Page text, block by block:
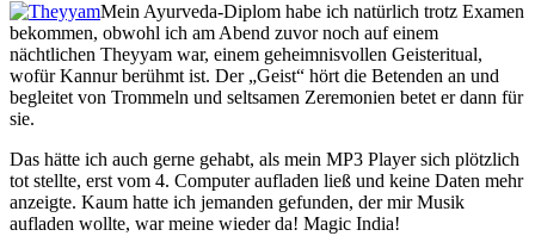
Mein Ayurveda-Diplom habe ich natürlich trotz Examen
bekommen, obwohl ich am Abend zuvor noch auf einem
nächtlichen Theyyam war, einem geheimnisvollen Geisteritual,
wofür Kannur berühmt ist. Der „Geist“ hört die Betenden an und
begleitet von Trommeln und seltsamen Zeremonien betet er dann für
sie.
Das hätte ich auch gerne gehabt, als mein MP3 Player sich plötzlich
tot stellte, erst vom 4. Computer aufladen ließ und keine Daten mehr
anzeigte. Kaum hatte ich jemanden gefunden, der mir Musik
aufladen wollte, war meine wieder da! Magic India!